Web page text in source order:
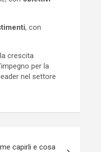
, con
crescita
per la
nel settore
capirli e cosa